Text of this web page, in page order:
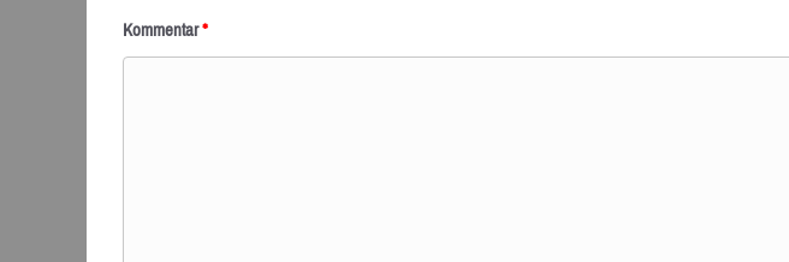
Kommentar*